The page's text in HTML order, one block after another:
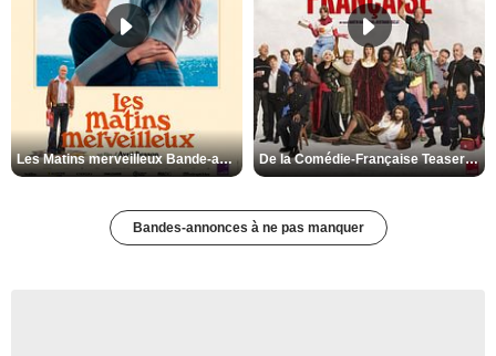
Les Matins merveilleux Bande-annonce VF De la Comédie-Française Teaser VF
Bandes-annonces à ne pas manquer